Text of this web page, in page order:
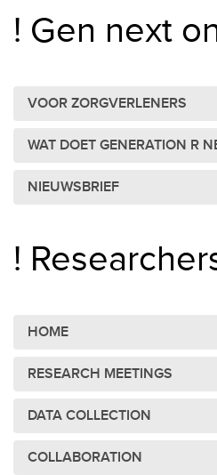
! Gen next
VOOR ZORGVERLENERS
WAT DOET GENERATION R
NIEUWSBRIEF
!
HOME
RESEARCH MEETINGS
DATA COLLECTION
COLLABORATION